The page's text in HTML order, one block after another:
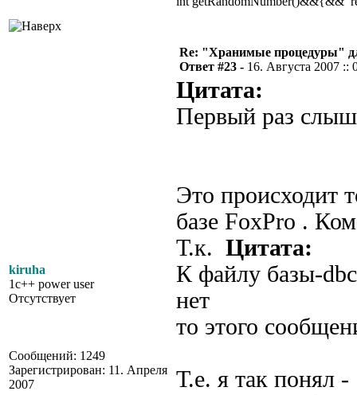
kiruha
1c++ power user
Отсутствует
Сообщений: 1249
Зарегистрирован: 11. Апреля
2007
Re: "Хранимые процедуры"
Ответ #23 - 16. Августа 2007 ::
Цитата:
Первый раз
Это происходит
базе FoxPro .
Т.к. Цитата:
К файлу базы-
нет
то этого
Т.е. я так понял -